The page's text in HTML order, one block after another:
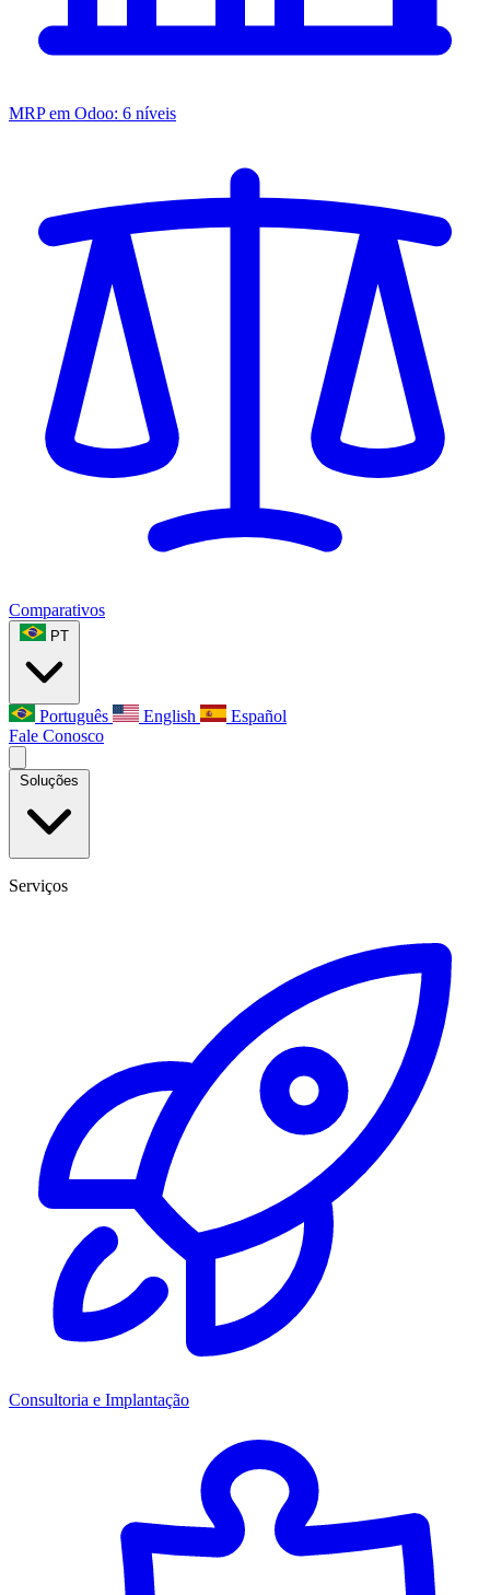
MRP em Odoo: 6 níveis
Comparativos
PT
Português English
Español
Fale Conosco
Soluções
Serviços
Consultoria e Implantação